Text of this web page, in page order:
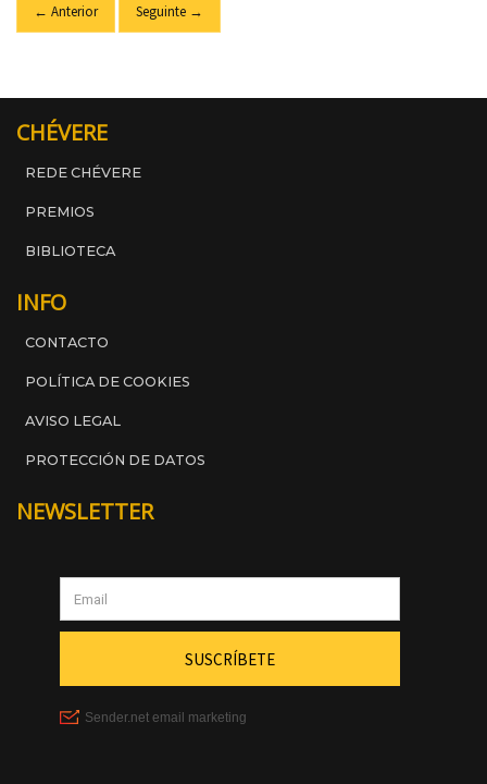
← Anterior Seguinte →
CHÉVERE
REDE CHÉVERE
PREMIOS
BIBLIOTECA
INFO
CONTACTO
POLÍTICA DE COOKIES
AVISO LEGAL
PROTECCIÓN DE DATOS
NEWSLETTER